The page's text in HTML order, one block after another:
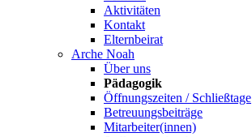
Aktivitäten
Kontakt
Elternbeirat
Arche Noah
Über uns
Pädagogik
Öffnungszeiten / Schließtage
Betreuungsbeiträge
Mitarbeiter(innen)